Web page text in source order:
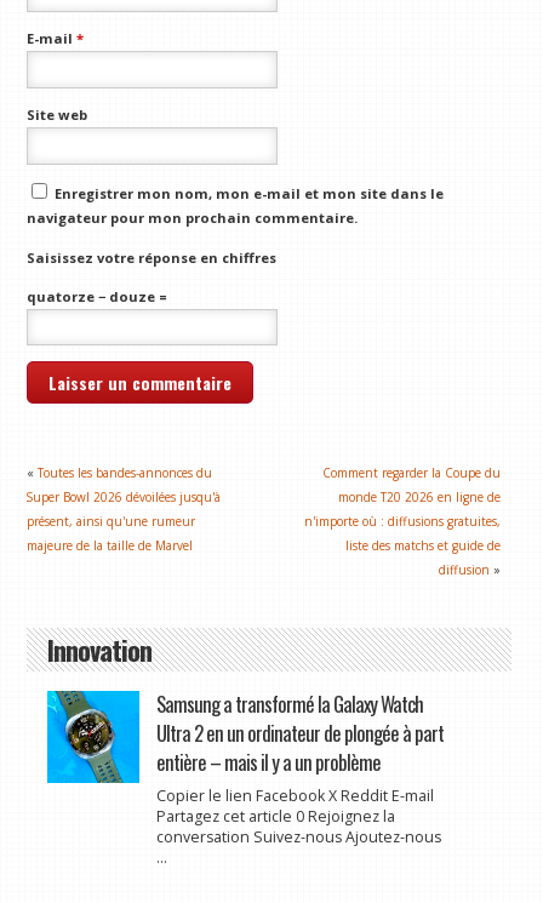
E-mail*
Site web
Enregistrer mon nom, mon e-mail et mon site dans le
navigateur pour mon prochain commentaire.
Saisissez votre réponse en chiffres
quatorze − douze =
«Toutes les bandes-annonces du
Super Bowl 2026 dévoilées jusqu'à
présent, ainsi qu'une rumeur
majeure de la taille de Marvel
Comment regarder la Coupe du
monde T20 2026 en ligne de
n'importe où : diffusions gratuites,
liste des matchs et guide de
diffusion »
Innovation
Samsung a transformé la Galaxy Watch
Ultra 2 en un ordinateur de plongée à part
entière – mais il y a un problème
Copier le lien Facebook X Reddit E-mail
Partagez cet article 0 Rejoignez la
conversation Suivez-nous Ajoutez-nous
...